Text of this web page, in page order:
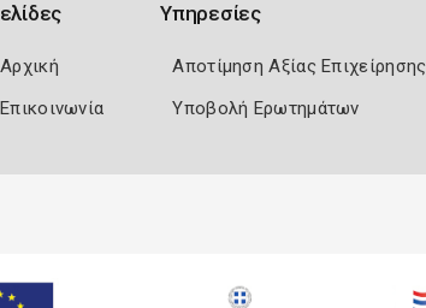
Αρχική
Επικοινωνία
Υπηρεσίες
Αποτίμηση Αξίας Επιχείρησης
Υποβολή Ερωτημάτων